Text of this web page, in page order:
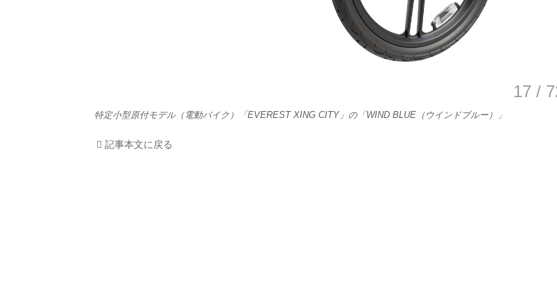
ライフスタイル
特定小型原付モデル（電動バイク）「EVEREST XING CITY」の「WIND BLUE（ウインドブルー）」
記事本文に戻る